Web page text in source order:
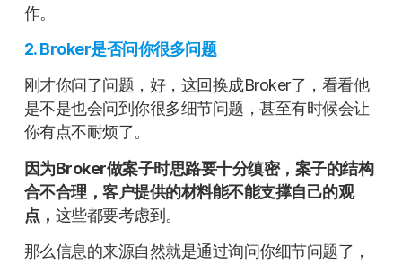
作。
2. Broker是否问你很多问题
刚才你问了问题，好，这回换成Broker了，看看他
是不是也会问到你很多细节问题，甚至有时候会让
你有点不耐烦了。
因为Broker做案子时思路要十分缜密，案子的结构
合不合理，客户提供的材料能不能支撑自己的观
点， 这些都要考虑到。
那么信息的来源自然就是通过询问你细节问题了，